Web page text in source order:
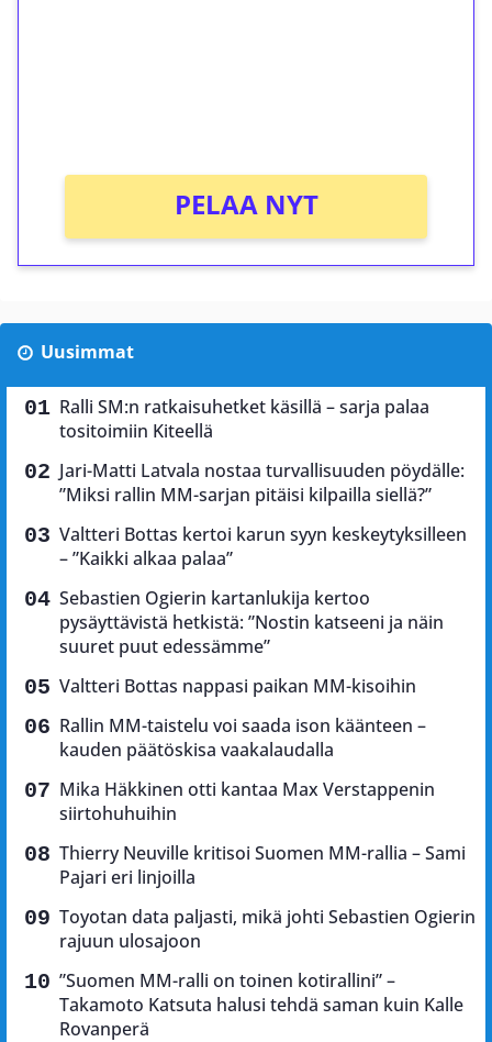
PELAA NYT
Uusimmat
Ralli SM:n ratkaisuhetket käsillä – sarja palaa
tositoimiin Kiteellä
Jari-Matti Latvala nostaa turvallisuuden pöydälle:
”Miksi rallin MM-sarjan pitäisi kilpailla siellä?”
Valtteri Bottas kertoi karun syyn keskeytyksilleen
– ”Kaikki alkaa palaa”
Sebastien Ogierin kartanlukija kertoo
pysäyttävistä hetkistä: ”Nostin katseeni ja näin
suuret puut edessämme”
Valtteri Bottas nappasi paikan MM-kisoihin
Rallin MM-taistelu voi saada ison käänteen –
kauden päätöskisa vaakalaudalla
Mika Häkkinen otti kantaa Max Verstappenin
siirtohuhuihin
Thierry Neuville kritisoi Suomen MM-rallia – Sami
Pajari eri linjoilla
Toyotan data paljasti, mikä johti Sebastien Ogierin
rajuun ulosajoon
”Suomen MM-ralli on toinen kotirallini” –
Takamoto Katsuta halusi tehdä saman kuin Kalle
Rovanperä